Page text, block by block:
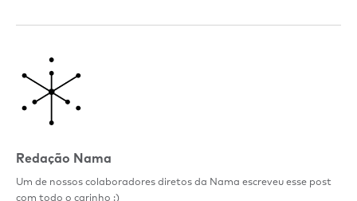
Redação Nama
Um de nossos colaboradores diretos da Nama escreveu esse post
com todo o carinho :)